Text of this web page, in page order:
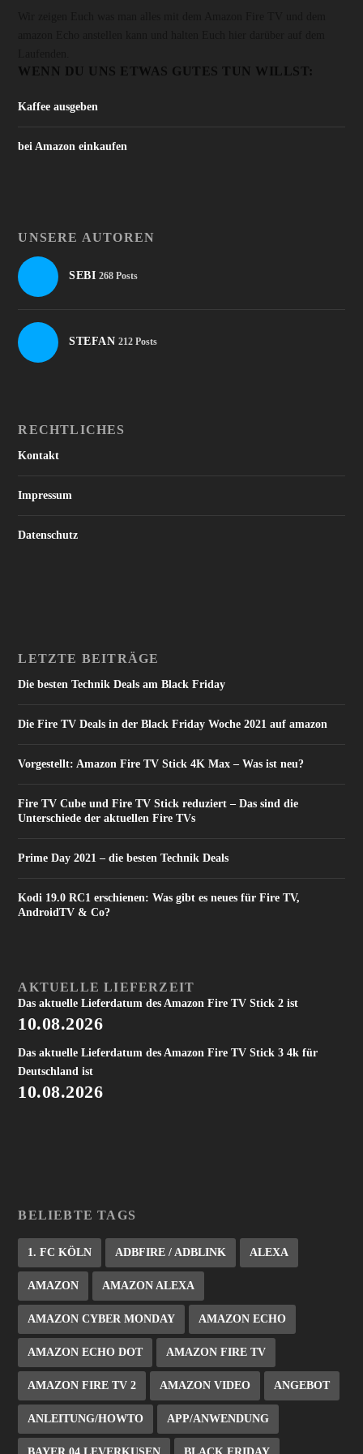
WENN DU UNS ETWAS GUTES TUN WILLST:
Kaffee ausgeben
bei Amazon einkaufen
UNSERE AUTOREN
SEBI 268 Posts
STEFAN 212 Posts
RECHTLICHES
Kontakt
Impressum
Datenschutz
LETZTE BEITRÄGE
Die besten Technik Deals am Black Friday
Die Fire TV Deals in der Black Friday Woche 2021 auf amazon
Vorgestellt: Amazon Fire TV Stick 4K Max – Was ist neu?
Fire TV Cube und Fire TV Stick reduziert – Das sind die
Unterschiede der aktuellen Fire TVs
Prime Day 2021 – die besten Technik Deals
Kodi 19.0 RC1 erschienen: Was gibt es neues für Fire TV,
AndroidTV & Co?
AKTUELLE LIEFERZEIT
Das aktuelle Lieferdatum des Amazon Fire TV Stick 2 ist
10.08.2026
Das aktuelle Lieferdatum des Amazon Fire TV Stick 3 4k für
Deutschland ist
10.08.2026
BELIEBTE TAGS
1. FC KÖLN ADBFIRE / ADBLINK ALEXA
AMAZON AMAZON ALEXA
AMAZON CYBER MONDAY AMAZON ECHO
AMAZON ECHO DOT AMAZON FIRE TV
AMAZON FIRE TV 2 AMAZON VIDEO ANGEBOT
ANLEITUNG/HOWTO APP/ANWENDUNG